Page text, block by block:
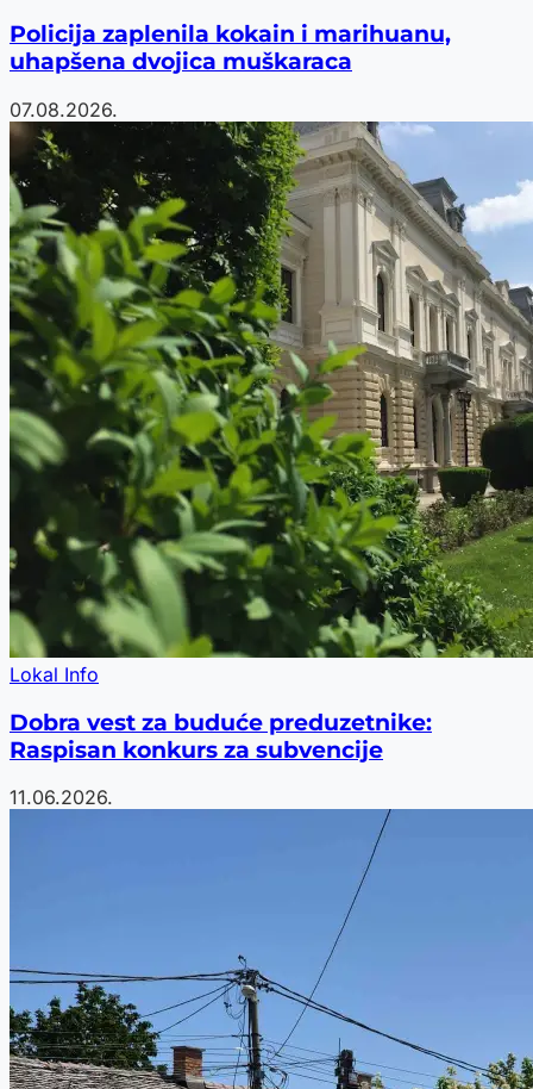
Policija zaplenila kokain i marihuanu,
uhapšena dvojica muškaraca
07.08.2026.
Lokal Info
Dobra vest za buduće preduzetnike:
Raspisan konkurs za subvencije
11.06.2026.